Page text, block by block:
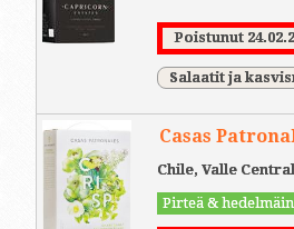
Poistunut
Salaatit ja
Casas
Chile, Valle Central
Pirteä &